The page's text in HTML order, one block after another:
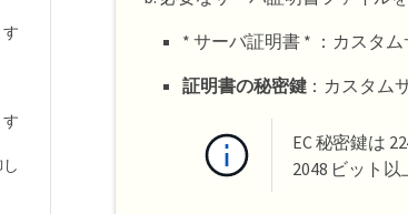
* サーバ証明書 * ：カスタム
証明書の秘密鍵：カスタム
EC 秘密鍵は
2048 ビット以